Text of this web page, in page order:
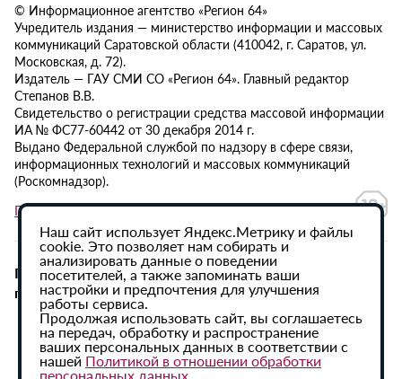
© Информационное агентство «Регион 64»
Учредитель издания — министерство информации и массовых
коммуникаций Саратовской области (410042, г. Саратов, ул.
Московская, д. 72).
Издатель — ГАУ СМИ СО «Регион 64». Главный редактор
Степанов В.В.
Свидетельство о регистрации средства массовой информации
ИА № ФС77-60442 от 30 декабря 2014 г.
Выдано Федеральной службой по надзору в сфере связи,
информационных технологий и массовых коммуникаций
(Роскомнадзор).
Политика в отношении обработки персональных данных
При использовании материалов сайта активная
гиперссылка на ИА «Регион 64» обязательна.
Наш сайт использует Яндекс.Метрику и файлы
cookie. Это позволяет нам собирать и
анализировать данные о поведении
посетителей, а также запоминать ваши
настройки и предпочтения для улучшения
работы сервиса.
Продолжая использовать сайт, вы соглашаетесь
на передач, обработку и распространение
ваших персональных данных в соответствии с
нашей Политикой в отношении обработки